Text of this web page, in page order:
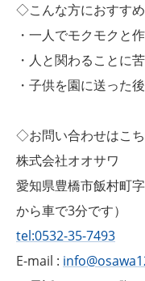
◇こんな方におすす
・一人でモクモクと
・人と関わることに
・子供を園に送った
◇お問い合わせはこ
株式会社オオサワ
愛知県豊橋市飯村町
から車で3分です）
tel:0532-35-7493
E-mail :